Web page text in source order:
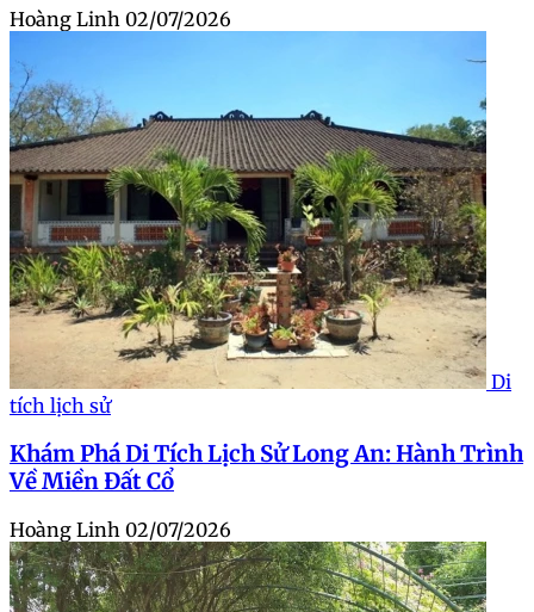
Hoàng Linh 02/07/2026
Di
tích lịch sử
Khám Phá Di Tích Lịch Sử Long An: Hành Trình
Về Miền Đất Cổ
Hoàng Linh 02/07/2026